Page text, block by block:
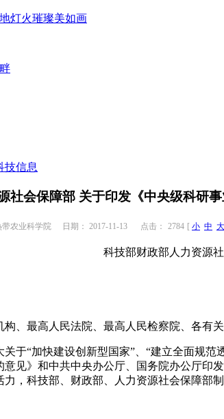
灯火璀璨美如画
技信息
社会保障部 关于印发《中央级科研
农业科学院 日期： 2017-11-13 点击： 2784 [ 小 中 大
科技部财政部人力资源
、最高人民法院、最高人民检察院、各有关
于“加快建设创新型国家” “建立全面规范
见》和中共中央办公厅、国务院办公厅印
，科技部、财政部、人力资源社会保障部